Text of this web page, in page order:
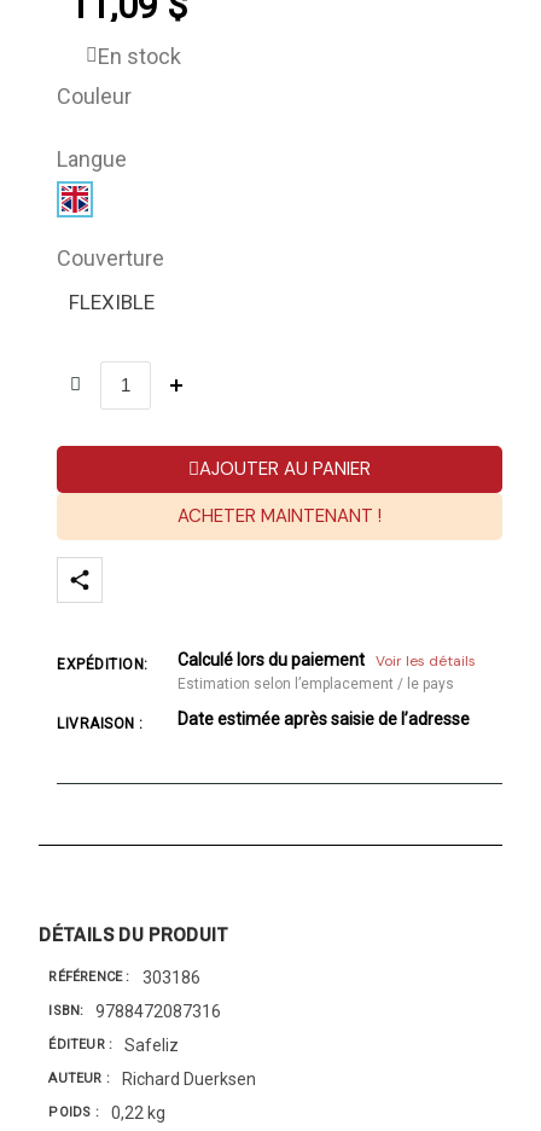
En stock
Couleur
Langue
Couverture
FLEXIBLE
AJOUTER AU PANIER
ACHETER MAINTENANT !
EXPÉDITION: Calculé lors du paiement Voir les détails
Estimation selon l’emplacement / le pays
LIVRAISON : Date estimée après saisie de l’adresse
DÉTAILS DU PRODUIT
RÉFÉRENCE 303186
ISBN 9788472087316
ÉDITEUR Safeliz
AUTEUR Richard Duerksen
POIDS 0,22 kg